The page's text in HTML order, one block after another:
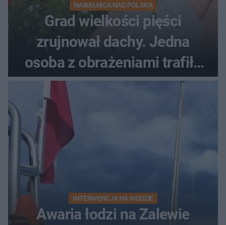
NAWAŁNICA NAD POLSKĄ
Grad wielkości pięści
zrujnował dachy. Jedna
osoba z obrażeniami trafiła
do szpitala
INTERWENCJA NA WODZIE
Awaria łodzi na Zalewie